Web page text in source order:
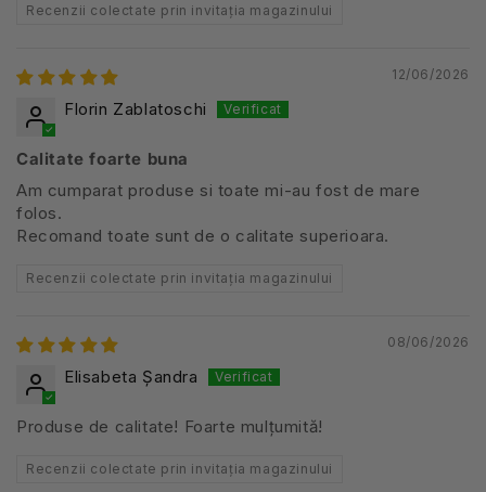
Recenzii colectate prin invitația magazinului
12/06/2026
Florin Zablatoschi
Calitate foarte buna
Am cumparat produse si toate mi-au fost de mare
folos.
Recomand toate sunt de o calitate superioara.
Recenzii colectate prin invitația magazinului
08/06/2026
Elisabeta Șandra
Produse de calitate! Foarte mulțumită!
Recenzii colectate prin invitația magazinului